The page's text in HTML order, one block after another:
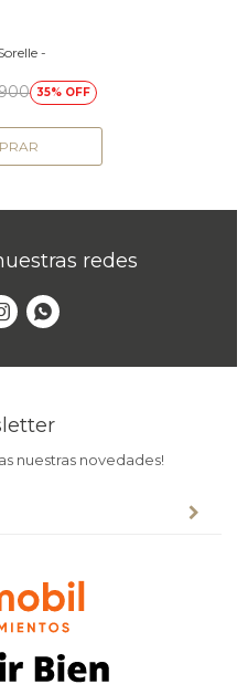
-
35
redes

nuestras novedades!